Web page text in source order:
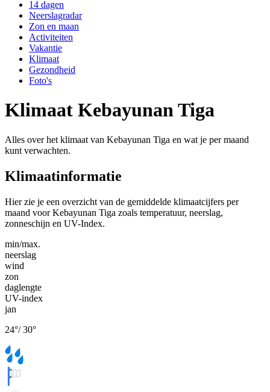
14 dagen
Neerslagradar
Zon en maan
Activiteiten
Vakantie
Klimaat
Gezondheid
Foto's
Klimaat Kebayunan Tiga
Alles over het klimaat van Kebayunan Tiga en wat je per maand
kunt verwachten.
Klimaatinformatie
Hier zie je een overzicht van de gemiddelde klimaatcijfers per
maand voor Kebayunan Tiga zoals temperatuur, neerslag,
zonneschijn en UV-Index.
min/max.
neerslag
wind
zon
daglengte
UV-index
jan
24°/30°